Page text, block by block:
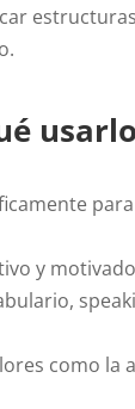
para
y
como la